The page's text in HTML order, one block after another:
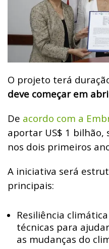
O projeto terá
deve começar em
De acordo com a
aportar US$ 1 bilhão,
nos dois primeiros
A iniciativa será
principais:
Resiliência climática
técnicas para
as mudanças do